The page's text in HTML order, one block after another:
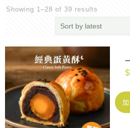
Showing 1–28 of 39 results
$